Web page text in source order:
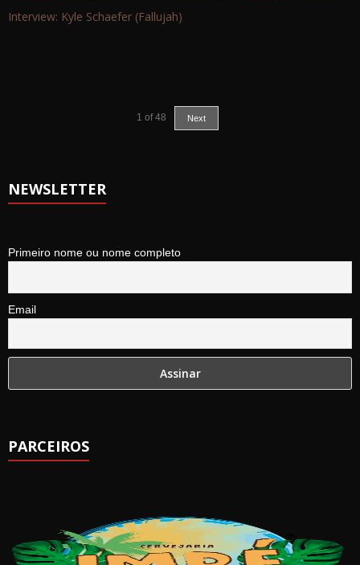
Interview: Kyle Schaefer (Fallujah)
1 of 48 Next
NEWSLETTER
Primeiro nome ou nome completo
Email
PARCEIROS